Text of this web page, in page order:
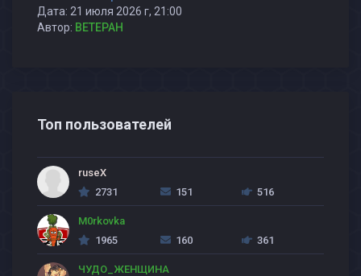
Дата: 21 июля 2026 г, 21:00
Автор: BETEPAH
Топ пользователей
ruseX
2731
151 516
M0rkovka
1965
160 361
ЧУДО_ЖЕНЩИНА